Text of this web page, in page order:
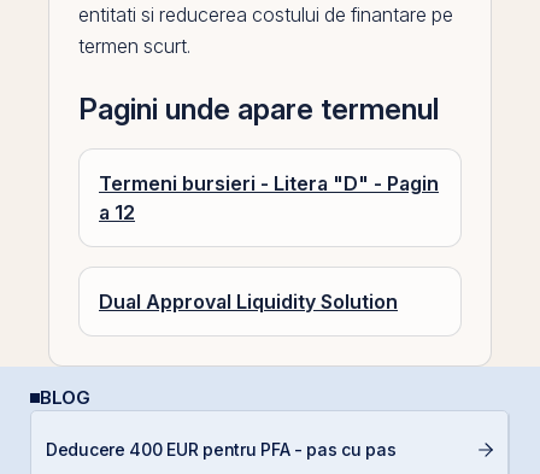
entitati si reducerea costului de finantare pe
termen scurt.
Pagini unde apare termenul
Termeni bursieri - Litera "D" - Pagin
a 12
Dual Approval Liquidity Solution
BLOG
Deducere 400 EUR pentru PFA - pas cu pas